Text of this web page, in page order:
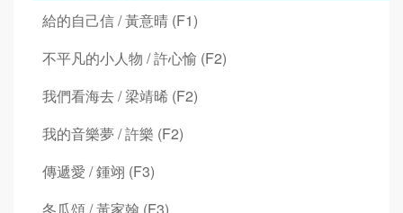
給的自己信 / 黃意晴 (F1)
不平凡的小人物 / 許心愉 (F2)
我們看海去 / 梁靖晞 (F2)
我的音樂夢 / 許樂 (F2)
傳遞愛 / 鍾翊 (F3)